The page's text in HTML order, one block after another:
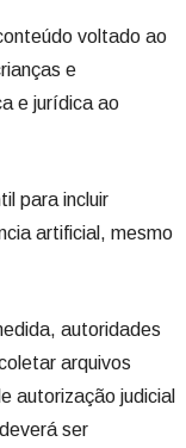
voltado ao
e
e jurídica ao
para incluir
artificial, mesmo
autoridades
arquivos
autorização judicial
ser